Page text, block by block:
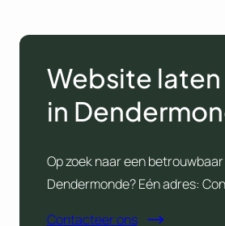
Website
in
Op zoek naar een
Dendermonde? Eén adres:
Contacteer ons